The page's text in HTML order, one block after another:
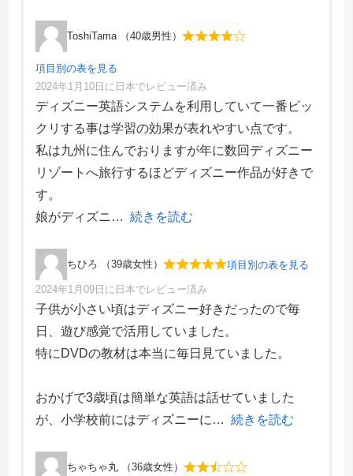
キャラクター
語彙数 およそ2400
公式サイト https://world-family.co.jp/
ディズニー英語システム（DWE）の特
徴
オールイングリッシュ
会員向けイベントや英語教室などがある
会員は毎週ネイティブと英語で電話をすることが
できる
ユーザ同士の情報交換の場（SNSやサークルな
ToshiTama （40歳男性）
項目別の表を見る
項目別評価
価格・料金
4
学習効果
4
サポート体制
5
デザイン性
2024年1月10日に日本でレビュー済み
ディズニー英語システムを利用していて一番ビッ
クリする事は学習の効果が表れやすい点です。
私は九州に住んでおりますが年に数回ディズニー
リゾートへ旅行するほどディズニー作品が好きで
す。
娘がディズニ
続きを読む
ちひろ （39歳女性） 項目別の表を見る
項目別評価
価格・料金
5
学習効果
5
デザイン性
5
2024年1月09日に日本でレビュー済み
子供が小さい頃はディズニー好きだったので毎
日、遊び感覚で活用していました。
特にDVDの教材は本当に毎日見ていました。
おかげで3歳頃は簡単な英語は話せていました
が、小学校前にはディズニーに
続きを読む
ちゃちゃ丸 （36歳女性）